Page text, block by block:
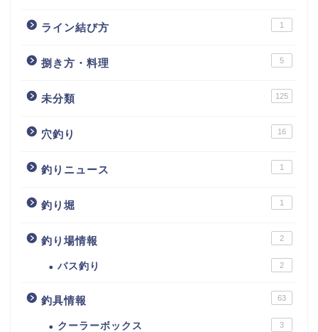
ライン結び方 1
捌き方・料理 5
未分類 125
穴釣り 16
釣りニュース 1
釣り堀 1
釣り場情報 2
バス釣り 2
釣具情報 63
クーラーボックス 3